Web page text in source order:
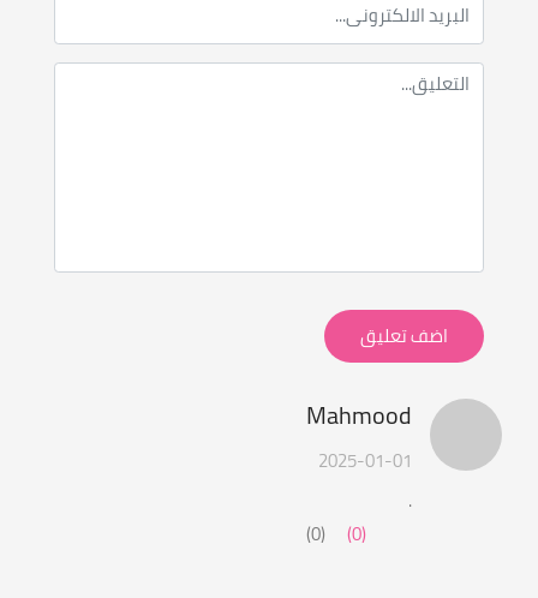
اضف تعليق
Mahmood
2025-01-01
.
(0)
(0)